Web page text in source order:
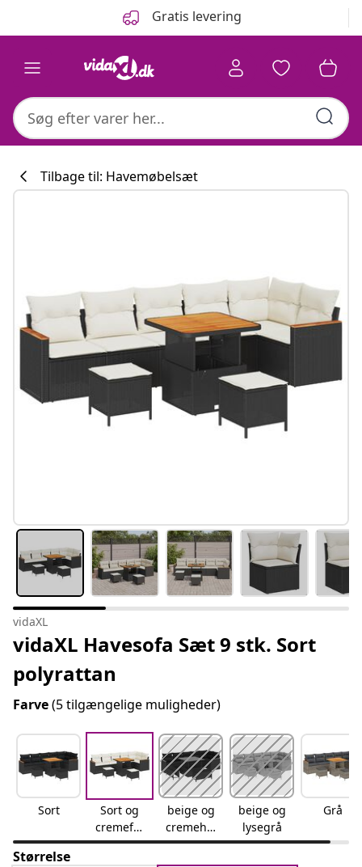
Gratis levering
#sharemevidaxl
Tilbage til: Havemøbelsæt
vidaXL
vidaXL Havesofa Sæt 9 stk. Sort
polyrattan
Farve(5 tilgængelige muligheder)
Sort
Sort og
cremefar
vet
beige og
cremehvi
d
beige og
lysegrå
Grå
Størrelse